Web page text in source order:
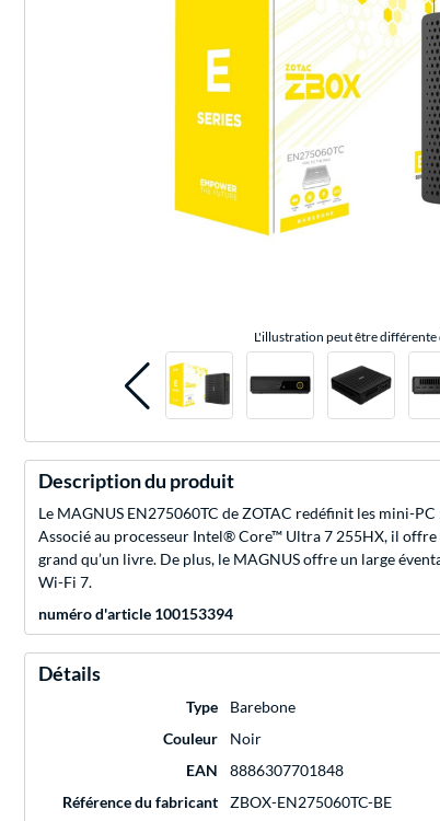
L'illustration peut être différente
Description du produit
Le MAGNUS EN275060TC de ZOTAC redéfinit les mini-
Associé au processeur Intel® Core™ Ultra 7 255HX, il
grand qu’un livre. De plus, le MAGNUS offre un large
Wi-Fi 7.
numéro d'article 100153394
Détails
Type
Barebone
Couleur
Noir
EAN
8886307701848
Référence du fabricant
ZBOX-EN275060TC-BE